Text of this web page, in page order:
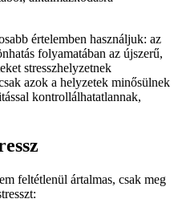
értelemben használjuk: az
folyamatában az újszerű,
stresszhelyzetnek
azok a helyzetek minősülnek
kontrollálhatatlannak,
feltétlenül ártalmas, csak meg